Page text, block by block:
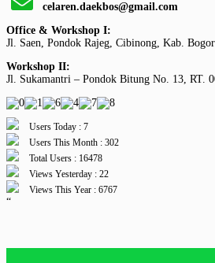
celaren.daekbos@gmail.com
Office & Workshop I:
Jl. Saen, Pondok Rajeg, Cibinong, Kab. Bogor
Workshop II:
Jl. Sukamantri – Pondok Bitung No. 13, RT.
Users Today : 7
Users This Month : 302
Total Users : 16478
Views Yesterday : 22
Views This Year : 6767
“